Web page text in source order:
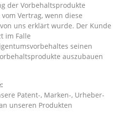
der Vorbehaltsprodukte
Vertrag, wenn diese
uns erklärt wurde. Der Kunde
im Falle
seinen
auszubauen
Patent-, Marken-, Urheber-
unseren Produkten